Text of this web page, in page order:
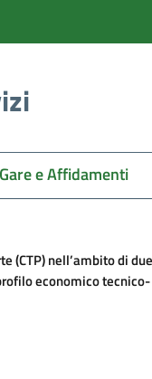
Gare e Affidamenti
(CTP) nell’ambito di
economico tecnico-